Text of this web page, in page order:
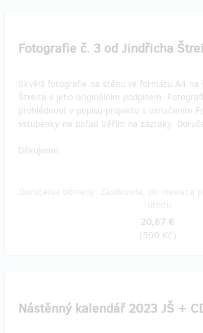
Fotografie č. 3 od Jindřicha
Skvělá fotografie na stěnu ve formátu A4 na
Štreita s jeho originálním podpisem.
prohlédnout v popisu projektu s označením
vstupenky na pořad Věřím na zázraky.
Děkujeme.
20,67 €
(500 Kč)
Nástěnný kalendář 2023 JŠ +